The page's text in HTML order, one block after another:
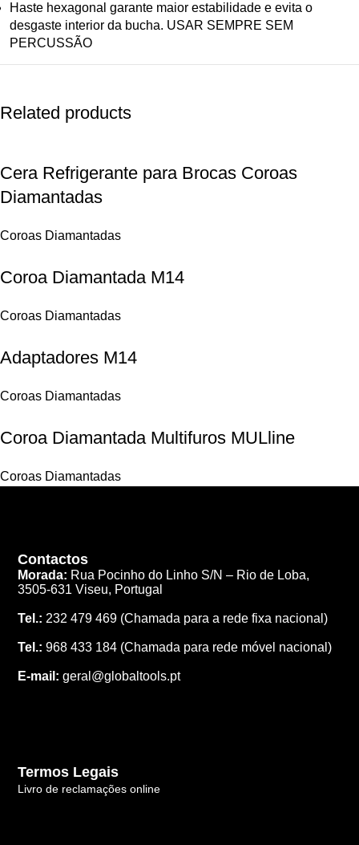
Haste hexagonal garante maior estabilidade e evita o
desgaste interior da bucha. USAR SEMPRE SEM
PERCUSSÃO
Related products
Cera Refrigerante para Brocas Coroas
Diamantadas
Coroas Diamantadas
Coroa Diamantada M14
Coroas Diamantadas
Adaptadores M14
Coroas Diamantadas
Coroa Diamantada Multifuros MULline
Coroas Diamantadas
Contactos
Morada: Rua Pocinho do Linho S/N – Rio de Loba,
3505-631 Viseu, Portugal
Tel.: 232 479 469 (Chamada para a rede fixa nacional)
Tel.: 968 433 184 (Chamada para rede móvel nacional)
E-mail: geral@globaltools.pt
Termos Legais
Livro de reclamações online